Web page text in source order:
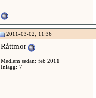
2011-03-02, 11:36
Råttmor
Medlem sedan: feb 2011
Inlägg: 7